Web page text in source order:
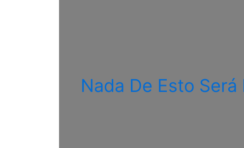
Nada De Esto Será